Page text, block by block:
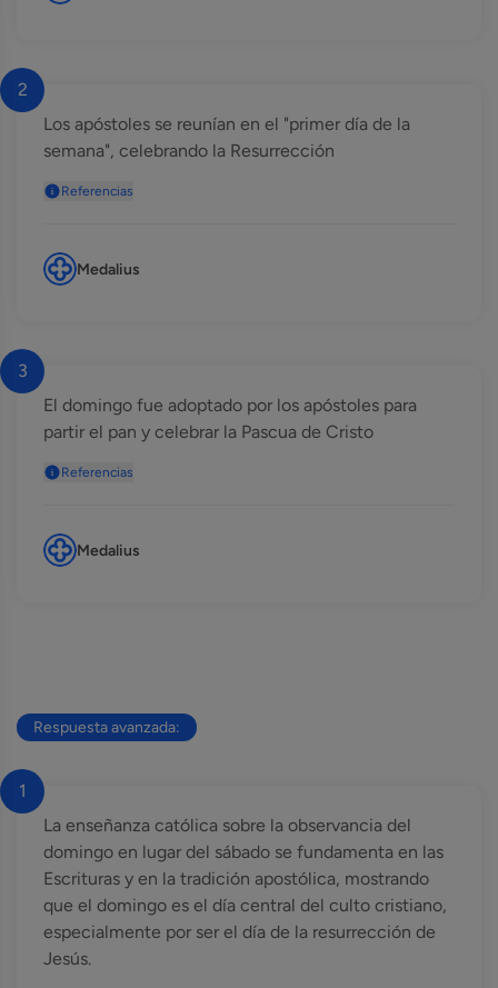
2
Los apóstoles se reunían en el "primer día de la
semana", celebrando la Resurrección
Referencias
Medalius
3
El domingo fue adoptado por los apóstoles para
partir el pan y celebrar la Pascua de Cristo
Referencias
Medalius
Respuesta avanzada:
1
La enseñanza católica sobre la observancia del
domingo en lugar del sábado se fundamenta en las
Escrituras y en la tradición apostólica, mostrando
que el domingo es el día central del culto cristiano,
especialmente por ser el día de la resurrección de
Jesús.